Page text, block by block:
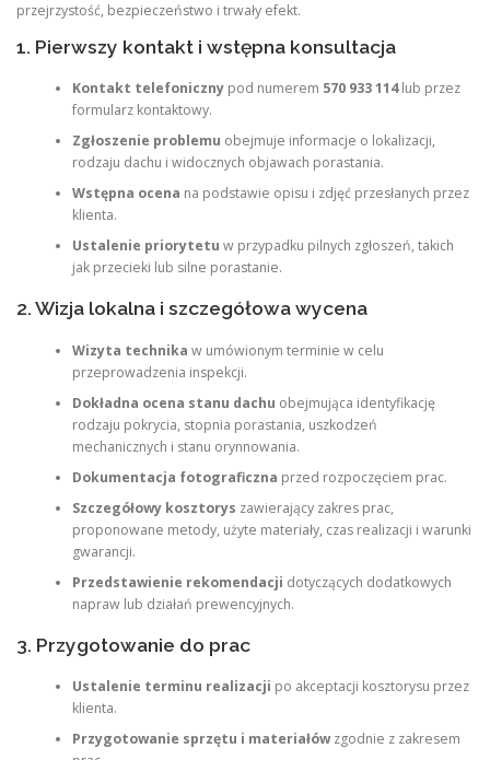
przejrzystość, bezpieczeństwo i trwały efekt.
1. Pierwszy kontakt i wstępna konsultacja
Kontakt telefonicznypod numerem 570 933 114lub przez
formularz kontaktowy.
Zgłoszenie problemu obejmuje informacje o lokalizacji,
rodzaju dachu i widocznych objawach porastania.
Wstępna ocena na podstawie opisu i zdjęć przesłanych przez
klienta.
Ustalenie priorytetu w przypadku pilnych zgłoszeń, takich
jak przecieki lub silne porastanie.
2. Wizja lokalna i szczegółowa wycena
Wizyta technika w umówionym terminie w celu
przeprowadzenia inspekcji.
Dokładna ocena stanu dachu obejmująca identyfikację
rodzaju pokrycia, stopnia porastania, uszkodzeń
mechanicznych i stanu orynnowania.
Dokumentacja fotograficzna przed rozpoczęciem prac.
Szczegółowy kosztorys zawierający zakres prac,
proponowane metody, użyte materiały, czas realizacji i warunki
gwarancji.
Przedstawienie rekomendacji dotyczących dodatkowych
napraw lub działań prewencyjnych.
3. Przygotowanie do prac
Ustalenie terminu realizacji po akceptacji kosztorysu przez
klienta.
Przygotowanie sprzętu i materiałówzgodnie z zakresem